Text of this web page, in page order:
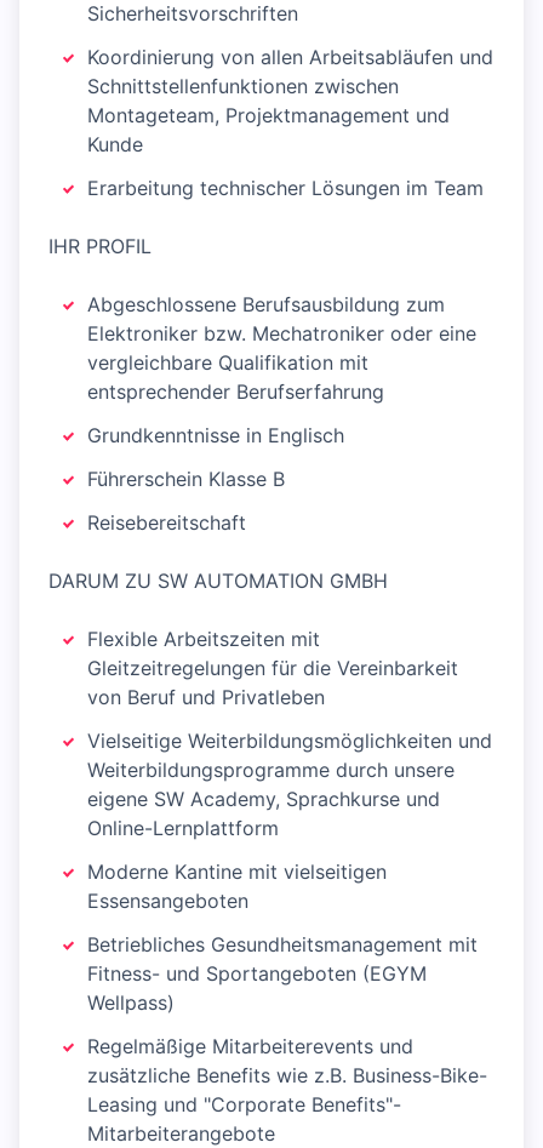
Sicherheitsvorschriften
Koordinierung von allen Arbeitsabläufen und
Schnittstellenfunktionen zwischen
Montageteam, Projektmanagement und
Kunde
Erarbeitung technischer Lösungen im Team
IHR PROFIL
Abgeschlossene Berufsausbildung zum
Elektroniker bzw. Mechatroniker oder eine
vergleichbare Qualifikation mit
entsprechender Berufserfahrung
Grundkenntnisse in Englisch
Führerschein Klasse B
Reisebereitschaft
DARUM ZU SW AUTOMATION GMBH
Flexible Arbeitszeiten mit
Gleitzeitregelungen für die Vereinbarkeit
von Beruf und Privatleben
Vielseitige Weiterbildungsmöglichkeiten und
Weiterbildungsprogramme durch unsere
eigene SW Academy, Sprachkurse und
Online-Lernplattform
Moderne Kantine mit vielseitigen
Essensangeboten
Betriebliches Gesundheitsmanagement mit
Fitness- und Sportangeboten (EGYM
Wellpass)
Regelmäßige Mitarbeiterevents und
zusätzliche Benefits wie z.B. Business-Bike-
Leasing und "Corporate Benefits"-
Mitarbeiterangebote